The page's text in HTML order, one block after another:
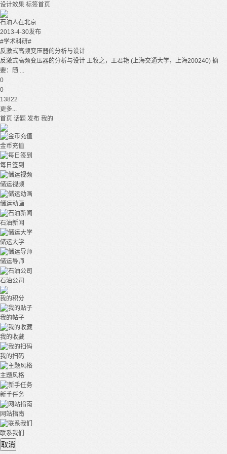
设计效果 标签首页
石油人在北京
2013-4-30发布
#学术科研#
反激式高频变压器的分析与设计
反激式高频变压器的分析与设计 王牧之，王君艳 (上海交通大学，上海200240) 摘
要：随 ...
0
0
13822
更多...
首页 话题 发布 我的
金币充值
每日签到
储运视频
储运动画
石油新闻
储运大学
储运导师
石油公司
我的积分
我的帖子
我的收藏
我的扫码
主题风格
新手任务
网站指南
联系我们
取消